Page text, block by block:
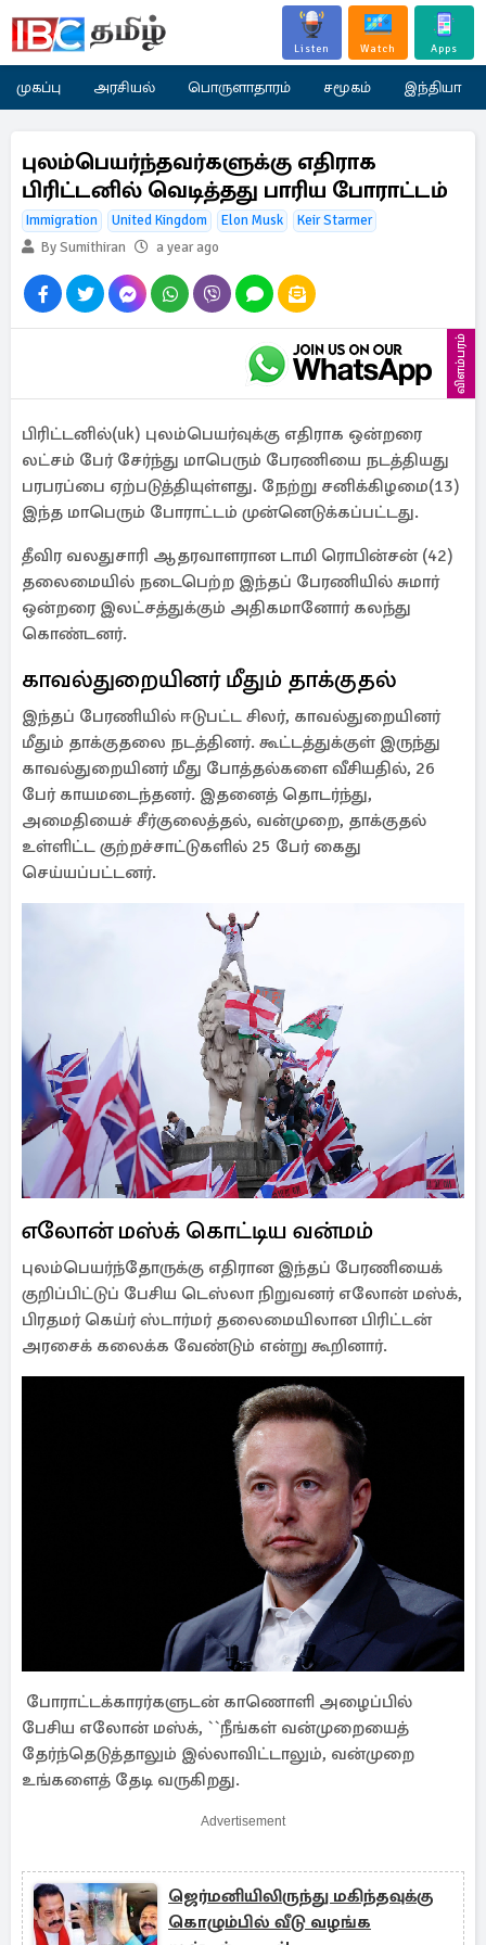
Listen Watch Apps
முகப்பு அரசியல் பொருளாதாரம் சமூகம் இந்தியா
புலம்பெயர்ந்தவர்களுக்கு எதிராக
பிரிட்டனில் வெடித்தது பாரிய போராட்டம்
Immigration United Kingdom Elon Musk
Keir Starmer
By Sumithiran
a year ago
விளம்பரம்
பிரிட்டனில்(uk) புலம்பெயர்வுக்கு எதிராக ஒன்றரை
லட்சம் பேர் சேர்ந்து மாபெரும் பேரணியை நடத்தியது
பரபரப்பை ஏற்படுத்தியுள்ளது. நேற்று சனிக்கிழமை(13)
இந்த மாபெரும் போராட்டம் முன்னெடுக்கப்பட்டது.
தீவிர வலதுசாரி ஆதரவாளரான டாமி ரொபின்சன் (42)
தலைமையில் நடைபெற்ற இந்தப் பேரணியில் சுமார்
ஒன்றரை இலட்சத்துக்கும் அதிகமானோர் கலந்து
கொண்டனர்.
காவல்துறையினர் மீதும் தாக்குதல்
இந்தப் பேரணியில் ஈடுபட்ட சிலர், காவல்துறையினர்
மீதும் தாக்குதலை நடத்தினர். கூட்டத்துக்குள் இருந்து
காவல்துறையினர் மீது போத்தல்களை வீசியதில், 26
பேர் காயமடைந்தனர். இதனைத் தொடர்ந்து,
அமைதியைச் சீர்குலைத்தல், வன்முறை, தாக்குதல்
உள்ளிட்ட குற்றச்சாட்டுகளில் 25 பேர் கைது
செய்யப்பட்டனர்.
எலோன் மஸ்க் கொட்டிய வன்மம்
புலம்பெயர்ந்தோருக்கு எதிரான இந்தப் பேரணியைக்
குறிப்பிட்டுப் பேசிய டெஸ்லா நிறுவனர் எலோன் மஸ்க்,
பிரதமர் கெய்ர் ஸ்டார்மர் தலைமையிலான பிரிட்டன்
அரசைக் கலைக்க வேண்டும் என்று கூறினார்.
போராட்டக்காரர்களுடன் காணொளி அழைப்பில்
பேசிய எலோன் மஸ்க், ``நீங்கள் வன்முறையைத்
தேர்ந்தெடுத்தாலும் இல்லாவிட்டாலும், வன்முறை
உங்களைத் தேடி வருகிறது.
Advertisement
ஜெர்மனியிலிருந்து மகிந்தவுக்கு
கொழும்பில் வீடு வழங்க